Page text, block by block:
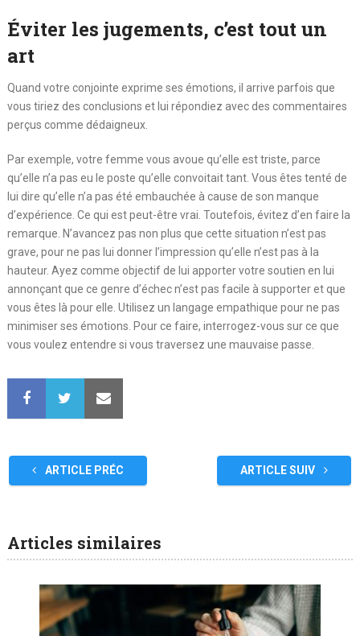
Éviter les jugements, c’est tout un
art
Quand votre conjointe exprime ses émotions, il arrive parfois que
vous tiriez des conclusions et lui répondiez avec des commentaires
perçus comme dédaigneux.
Par exemple, votre femme vous avoue qu’elle est triste, parce
qu’elle n’a pas eu le poste qu’elle convoitait tant. Vous êtes tenté de
lui dire qu’elle n’a pas été embauchée à cause de son manque
d’expérience. Ce qui est peut-être vrai. Toutefois, évitez d’en faire la
remarque. N’avancez pas non plus que cette situation n’est pas
grave, pour ne pas lui donner l’impression qu’elle n’est pas à la
hauteur. Ayez comme objectif de lui apporter votre soutien en lui
annonçant que ce genre d’échec n’est pas facile à supporter et que
vous êtes là pour elle. Utilisez un langage empathique pour ne pas
minimiser ses émotions. Pour ce faire, interrogez-vous sur ce que
vous voulez entendre si vous traversez une mauvaise passe.
ARTICLE PRÉC ARTICLE SUIV
Articles similaires